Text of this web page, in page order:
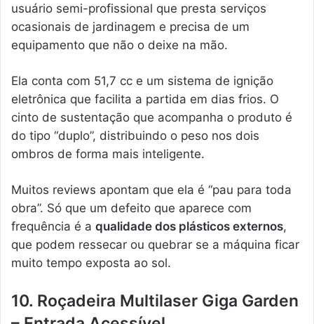
usuário semi-profissional que presta serviços
ocasionais de jardinagem e precisa de um
equipamento que não o deixe na mão.
Ela conta com 51,7 cc e um sistema de ignição
eletrônica que facilita a partida em dias frios. O
cinto de sustentação que acompanha o produto é
do tipo “duplo”, distribuindo o peso nos dois
ombros de forma mais inteligente.
Muitos reviews apontam que ela é “pau para toda
obra”. Só que um defeito que aparece com
frequência é a qualidade dos plásticos externos,
que podem ressecar ou quebrar se a máquina ficar
muito tempo exposta ao sol.
10. Roçadeira Multilaser Giga Garden